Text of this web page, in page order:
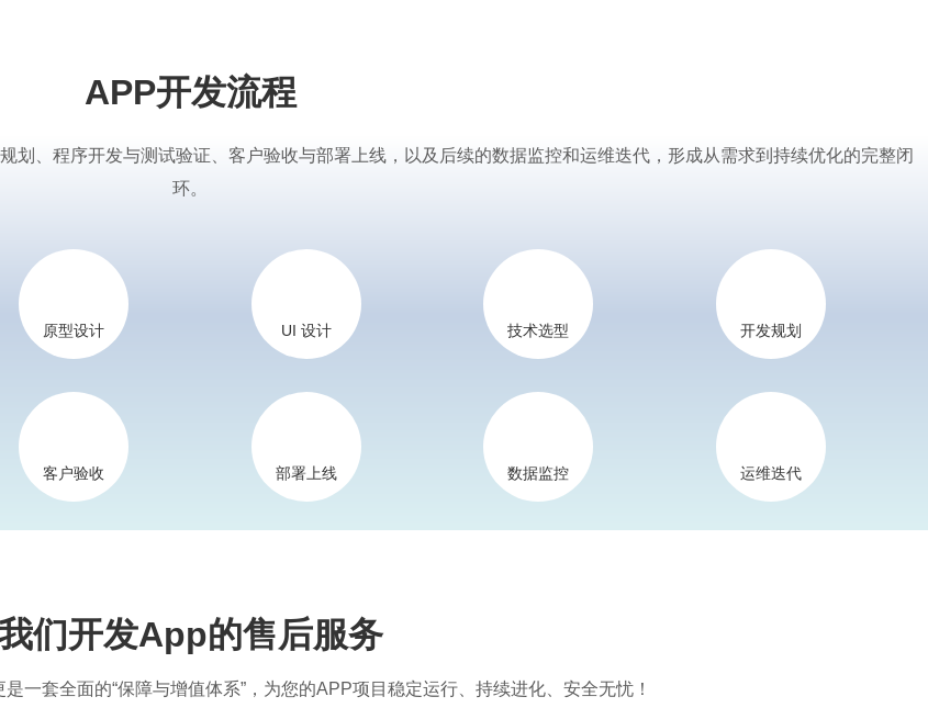
APP开发流程
划、程序开发与测试验证、客户验收与部署上线，以及后续的数据监控和运维迭代，形成从需求到持续优化的完整闭
环。
原型设计 UI 设计 技术选型 开发规划
客户验收 部署上线 数据监控 运维迭代
们开发App的售后服务
一套全面的“保障与增值体系”，为您的APP项目稳定运行、持续进化、安全无忧！